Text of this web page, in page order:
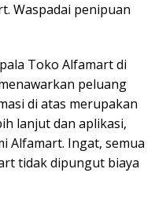
Waspadai penipuan
Toko Alfamart di
peluang
di atas merupakan
lanjut dan aplikasi,
Alfamart. Ingat, semua
tidak dipungut biaya